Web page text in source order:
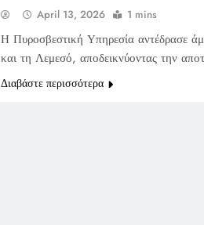
April 13, 2026 1 mins
Η Πυροσβεστική Υπηρεσία αντέδρασε
και τη Λεμεσό, αποδεικνύοντας την
Διαβάστε περισσότερα